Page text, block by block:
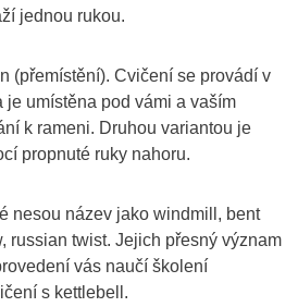
jednou rukou.
(přemístění). Cvičení se provádí v
je umístěna pod vámi a vaším
k rameni. Druhou variantou je
propnuté ruky nahoru.
nesou název jako windmill, bent
russian twist. Jejich přesný význam
vás naučí školení
s kettlebell.